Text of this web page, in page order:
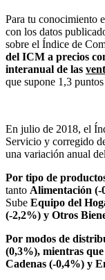
Para tu conocimiento
con los datos
sobre el Índice de
del ICM a precios
interanual de las
que supone 1,3
En julio de 2018, el
Servicio y corregido
una variación anual
Por tipo de
tanto Alimentación (-
Sube Equipo del
(-2,2%) y Otros
Por modos de
(0,3%), mientras
Cadenas (-0,4%) y